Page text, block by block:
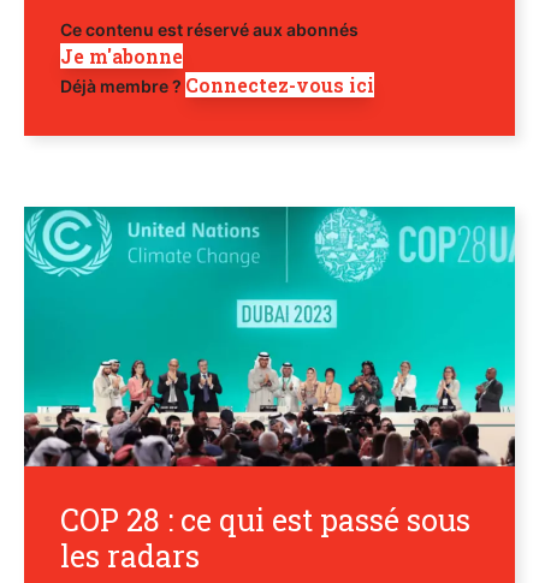
Ce contenu est réservé aux abonnés
Je m'abonne
Déjà membre ? Connectez-vous ici
COP 28 : ce qui est passé sous
les radars